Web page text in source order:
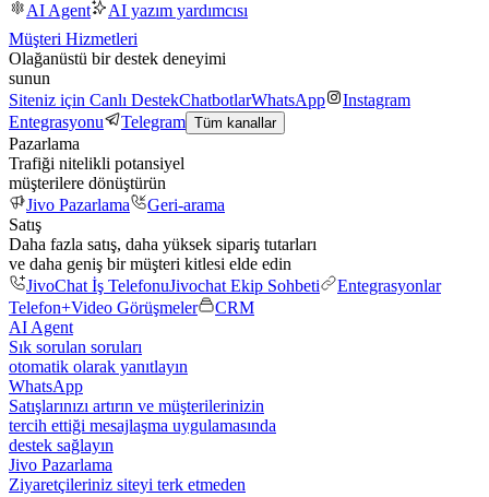
AI Agent
AI yazım yardımcısı
Müşteri Hizmetleri
Olağanüstü bir destek deneyimi
sunun
Siteniz için Canlı DestekChatbotlarWhatsApp
Instagram
Entegrasyonu
Telegram Tüm kanallar
Pazarlama
Trafiği nitelikli potansiyel
müşterilere dönüştürün
Jivo Pazarlama
Geri-arama
Satış
Daha fazla satış, daha yüksek sipariş tutarları
ve daha geniş bir müşteri kitlesi elde edin
JivoChat İş TelefonuJivochat Ekip Sohbeti
Entegrasyonlar
Telefon+Video Görüşmeler
CRM
AI Agent
Sık sorulan soruları
otomatik olarak yanıtlayın
WhatsApp
Satışlarınızı artırın ve müşterilerinizin
tercih ettiği mesajlaşma uygulamasında
destek sağlayın
Jivo Pazarlama
Ziyaretçileriniz siteyi terk etmeden